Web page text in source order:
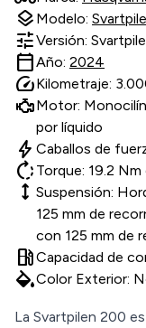
layers Modelo:
tuneVersión:
calendar_todayAño: 2024
speedKilometraje:
Motor:
por líquido
bolt Caballos de
rotate_right Torque: 19.2
height Suspensión:
125 mm de
con 125 mm de
local_gas_stationCapacidad de
colorsColor Exterior:
La Svartpilen 200